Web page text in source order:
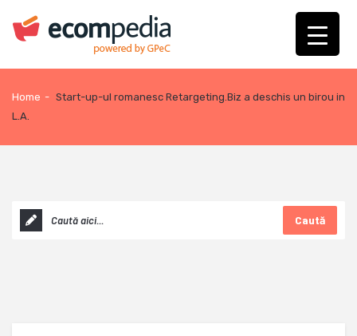
Home - Start-up-ul romanesc Retargeting.Biz a deschis un birou in
L.A.
Caută